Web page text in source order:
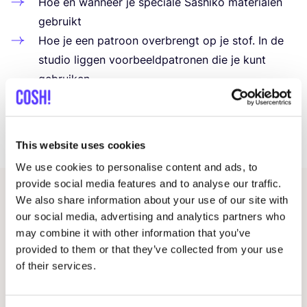
This website uses cookies
We use cookies to personalise content and ads, to
provide social media features and to analyse our traffic.
We also share information about your use of our site with
our social media, advertising and analytics partners who
may combine it with other information that you’ve
provided to them or that they’ve collected from your use
of their services.
gebruikt
Hoe je een patroon over­brengt op je stof. In de
stu­dio lig­gen voor­beeld­pa­tro­nen die je kunt
gebruiken.
Hoe te begin­nen met bor­du­ren zon­der knopen
Hoe maak je de rijgsteek
Gerelateerde evenementen